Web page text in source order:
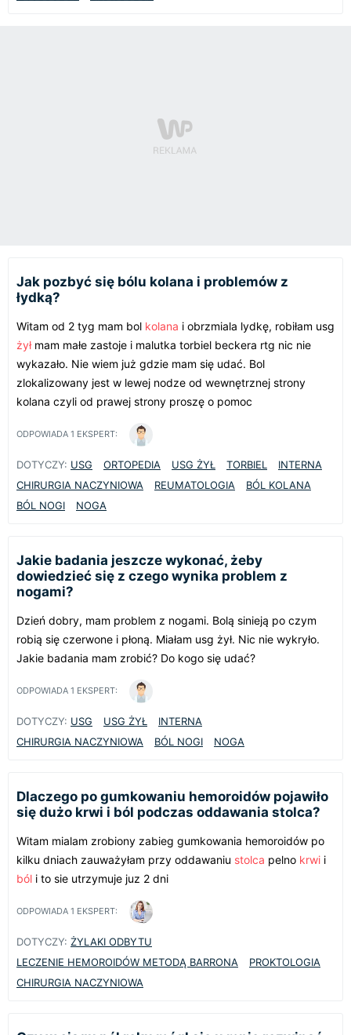
Jak pozbyć się bólu kolana i problemów z
łydką?
Witam od 2 tyg mam bol kolana i obrzmiala lydkę, robiłam usg
żyłmam małe zastoje i malutka torbiel beckera rtg nic nie
wykazało. Nie wiem już gdzie mam się udać. Bol
zlokalizowany jest w lewej nodze od wewnętrznej strony
kolana czyli od prawej strony proszę o pomoc
ODPOWIADA 1 EKSPERT:
DOTYCZY: USG ORTOPEDIA USG ŻYŁ TORBIEL
INTERNA
CHIRURGIA NACZYNIOWA
REUMATOLOGIA
BÓL KOLANA
BÓL NOGI
NOGA
Jakie badania jeszcze wykonać, żeby
dowiedzieć się z czego wynika problem z
nogami?
Dzień dobry, mam problem z nogami. Bolą sinieją po czym
robią się czerwone i płoną. Miałam usg żył. Nic nie wykryło.
Jakie badania mam zrobić? Do kogo się udać?
ODPOWIADA 1 EKSPERT:
DOTYCZY: USG USG ŻYŁ
INTERNA
CHIRURGIA NACZYNIOWA
BÓL NOGI NOGA
Dlaczego po gumkowaniu hemoroidów pojawiło
się dużo krwi i ból podczas oddawania stolca?
Witam mialam zrobiony zabieg gumkowania hemoroidów po
kilku dniach zauważyłam przy oddawaniu stolca pelno krwi i
ból i to sie utrzymuje juz 2 dni
ODPOWIADA 1 EKSPERT:
DOTYCZY: ŻYLAKI ODBYTU
LECZENIE HEMOROIDÓW METODĄ BARRONA
PROKTOLOGIA
CHIRURGIA NACZYNIOWA